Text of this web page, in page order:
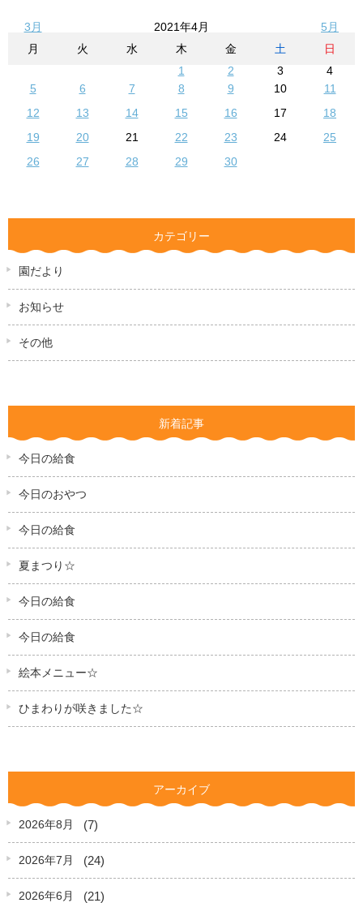
3月 2021年4月
5月
月
火 水 木 金 土
日
1
2 3
4
5
6 7 8 9 10
11
12
13 14 15 16 17
18
19
20 21 22 23 24
25
26
27 28 29 30
カテゴリー
園だより
お知らせ
その他
新着記事
今日の給食
今日のおやつ
今日の給食
夏まつり☆
今日の給食
今日の給食
絵本メニュー☆
ひまわりが咲きました☆
アーカイブ
2026年8月 (7)
2026年7月 (24)
2026年6月 (21)